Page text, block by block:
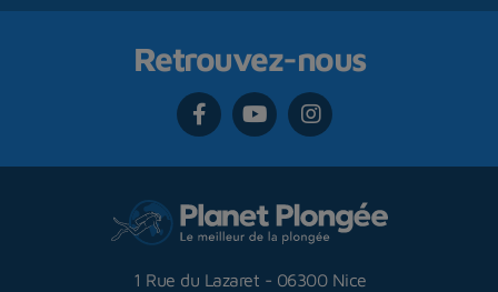
Retrouvez-nous
1 Rue du Lazaret - 06300 Nice